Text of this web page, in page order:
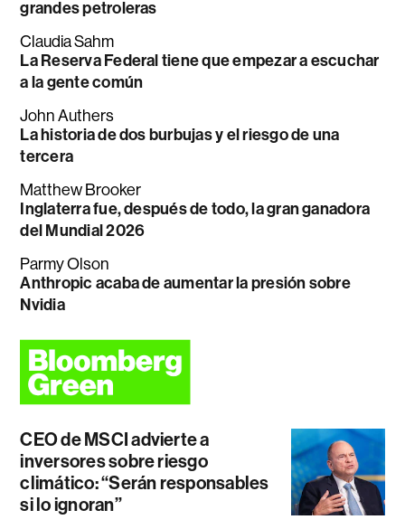
grandes petroleras
Claudia Sahm
La Reserva Federal tiene que empezar a escuchar
a la gente común
John Authers
La historia de dos burbujas y el riesgo de una
tercera
Matthew Brooker
Inglaterra fue, después de todo, la gran ganadora
del Mundial 2026
Parmy Olson
Anthropic acaba de aumentar la presión sobre
Nvidia
CEO de MSCI advierte a
inversores sobre riesgo
climático: “Serán responsables
si lo ignoran”